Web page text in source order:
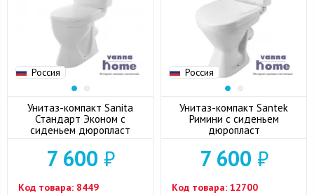
Россия
Унитаз-компакт Sanita
Стандарт Эконом с
сиденьем дюропласт
7 600 ₽
Код товара: 8449
Россия
Унитаз-компакт Santek
Римини с сиденьем
дюропласт
7 600 ₽
Код товара: 12700